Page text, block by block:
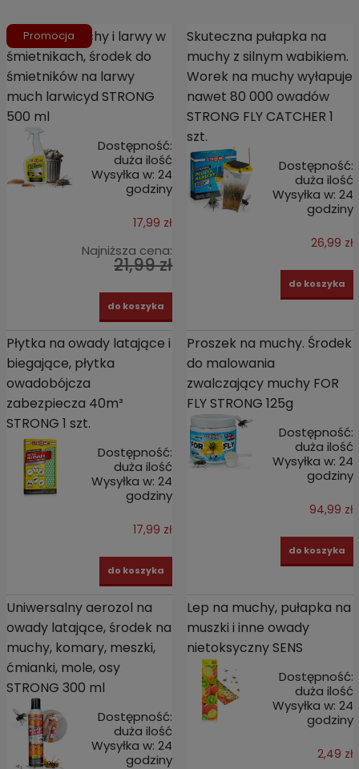
Spray na muchy i larwy w
śmietnikach, środek do
śmietników na larwy
much larwicyd STRONG
500 ml
Dostępność:
duża ilość
Wysyłka w: 24
godziny
17,99 zł
Najniższa cena:
21,99 zł
do koszyka
Promocja
Skuteczna pułapka na
muchy z silnym wabikiem.
Worek na muchy wyłapuje
nawet 80 000 owadów
STRONG FLY CATCHER 1
szt.
Dostępność:
duża ilość
Wysyłka w: 24
godziny
26,99 zł
do koszyka
Płytka na owady latające i
biegające, płytka
owadobójcza
zabezpiecza 40m³
STRONG 1 szt.
Dostępność:
duża ilość
Wysyłka w: 24
godziny
17,99 zł
do koszyka
Proszek na muchy. Środek
do malowania
zwalczający muchy FOR
FLY STRONG 125g
Dostępność:
duża ilość
Wysyłka w: 24
godziny
94,99 zł
do koszyka
Uniwersalny aerozol na
owady latające, środek na
muchy, komary, meszki,
ćmianki, mole, osy
STRONG 300 ml
Dostępność:
duża ilość
Wysyłka w: 24
godziny
Lep na muchy, pułapka na
muszki i inne owady
nietoksyczny SENS
Dostępność:
duża ilość
Wysyłka w: 24
godziny
2,49 zł